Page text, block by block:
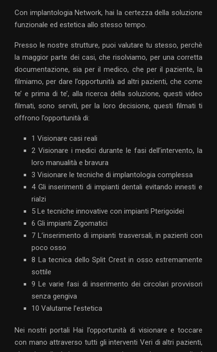
Con implantologia Network, hai la certezza della soluzione
funzionale ed estetica allo stesso tempo.
Presso le nostre strutture, puoi valutare tu stesso, perchè
la maggior parte dei casi, che risolviamo, per una corretta
documentazione, sia per il medico, che per il paziente, la
filmiamo, per dare l’opportunità ad altri pazienti, che come
te’ e prima di te’, alla ricerca della soluzione, questi video
filmati, sono serviti, per la loro decisione, questi filmati ti
offrono l’opportunità di:
1 Visionare casi reali
2 Visionare i medici durante le fasi dell’intervento, la
loro manualità e bravura
3 Visionare le tecniche di implantologia complessa
4 Gli inserimenti di impianti dentali evitando innesti e
rialzi
5 Le tecniche innovative con impianti Pterigoidei
6 Gli impianti Zigomatici
7 L’inserimento di impianti trasversali, in pazienti con
poco osso
8 La tecnica dello Split Crest in osso estremamente
sottile
9 Le varie fasi di inserimento dei circolari provvisori
senza gengiva
10 Valutarne l’estetica
Nei nostri portali Hai l’opportunità di visionare e toccare
con mano attraverso tutti gli interventi Veri di altri pazienti,